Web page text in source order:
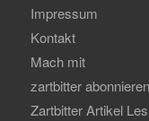
Impressum
Kontakt
Mach mit
zartbitter abonnieren
Zartbitter Artikel